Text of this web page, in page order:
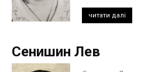
читати далі
Сенишин Лев